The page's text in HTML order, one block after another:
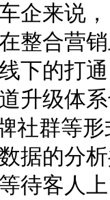
企来说
在整合营
下的打
升级体
社群等
据的分
待客人